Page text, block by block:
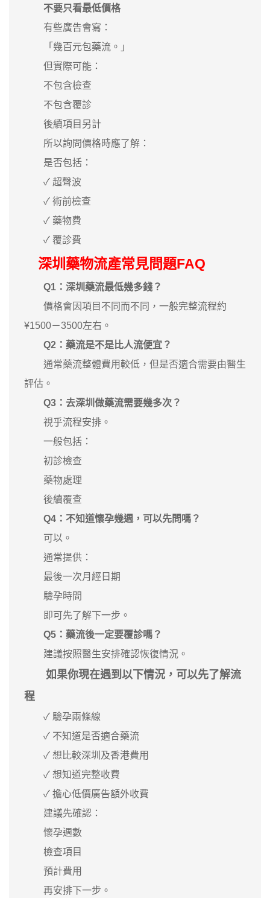
不要只看最低價格
有些廣告會寫：
「幾百元包藥流。」
但實際可能：
不包含檢查
不包含覆診
後續項目另計
所以詢問價格時應了解：
是否包括：
✓ 超聲波
✓ 術前檢查
✓ 藥物費
✓ 覆診費
深圳藥物流產常見問題FAQ
Q1：深圳藥流最低幾多錢？
價格會因項目不同而不同，一般完整流程約
¥1500－3500左右。
Q2：藥流是不是比人流便宜？
通常藥流整體費用較低，但是否適合需要由醫生
評估。
Q3：去深圳做藥流需要幾多次？
視乎流程安排。
一般包括：
初診檢查
藥物處理
後續覆查
Q4：不知道懷孕幾週，可以先問嗎？
可以。
通常提供：
最後一次月經日期
驗孕時間
即可先了解下一步。
Q5：藥流後一定要覆診嗎？
建議按照醫生安排確認恢復情況。
如果你現在遇到以下情況，可以先了解流
程
✓ 驗孕兩條線
✓ 不知道是否適合藥流
✓ 想比較深圳及香港費用
✓ 想知道完整收費
✓ 擔心低價廣告額外收費
建議先確認：
懷孕週數
檢查項目
預計費用
再安排下一步。